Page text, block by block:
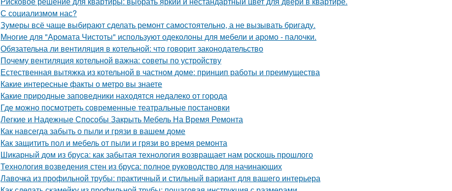
С социализмом нас?
Зумеры всё чаще выбирают сделать ремонт самостоятельно, а не вызывать бригаду.
Многие для "Аромата Чистоты" используют одеколоны для мебели и аромо - палочки.
Обязательна ли вентиляция в котельной: что говорит законодательство
Почему вентиляция котельной важна: советы по устройству
Естественная вытяжка из котельной в частном доме: принцип работы и преимущества
Какие интересные факты о метро вы знаете
Какие природные заповедники находятся недалеко от города
Где можно посмотреть современные театральные постановки
Легкие и Надежные Способы Закрыть Мебель На Время Ремонта
Как навсегда забыть о пыли и грязи в вашем доме
Как защитить пол и мебель от пыли и грязи во время ремонта
Шикарный дом из бруса: как забытая технология возвращает нам роскошь прошлого
Технология возведения стен из бруса: полное руководство для начинающих
Лавочка из профильной трубы: практичный и стильный вариант для вашего интерьера